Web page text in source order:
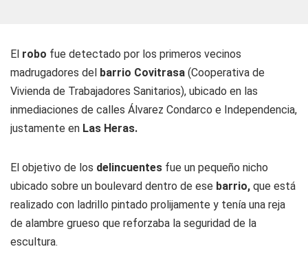
El robo fue detectado por los primeros vecinos
madrugadores del barrio Covitrasa (Cooperativa de
Vivienda de Trabajadores Sanitarios), ubicado en las
inmediaciones de calles Álvarez Condarco e Independencia,
justamente en Las Heras.
El objetivo de los delincuentes fue un pequeño nicho
ubicado sobre un boulevard dentro de ese barrio, que está
realizado con ladrillo pintado prolijamente y tenía una reja
de alambre grueso que reforzaba la seguridad de la
escultura.